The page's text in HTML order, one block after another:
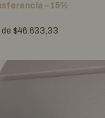
– 15%
de$46.633,33